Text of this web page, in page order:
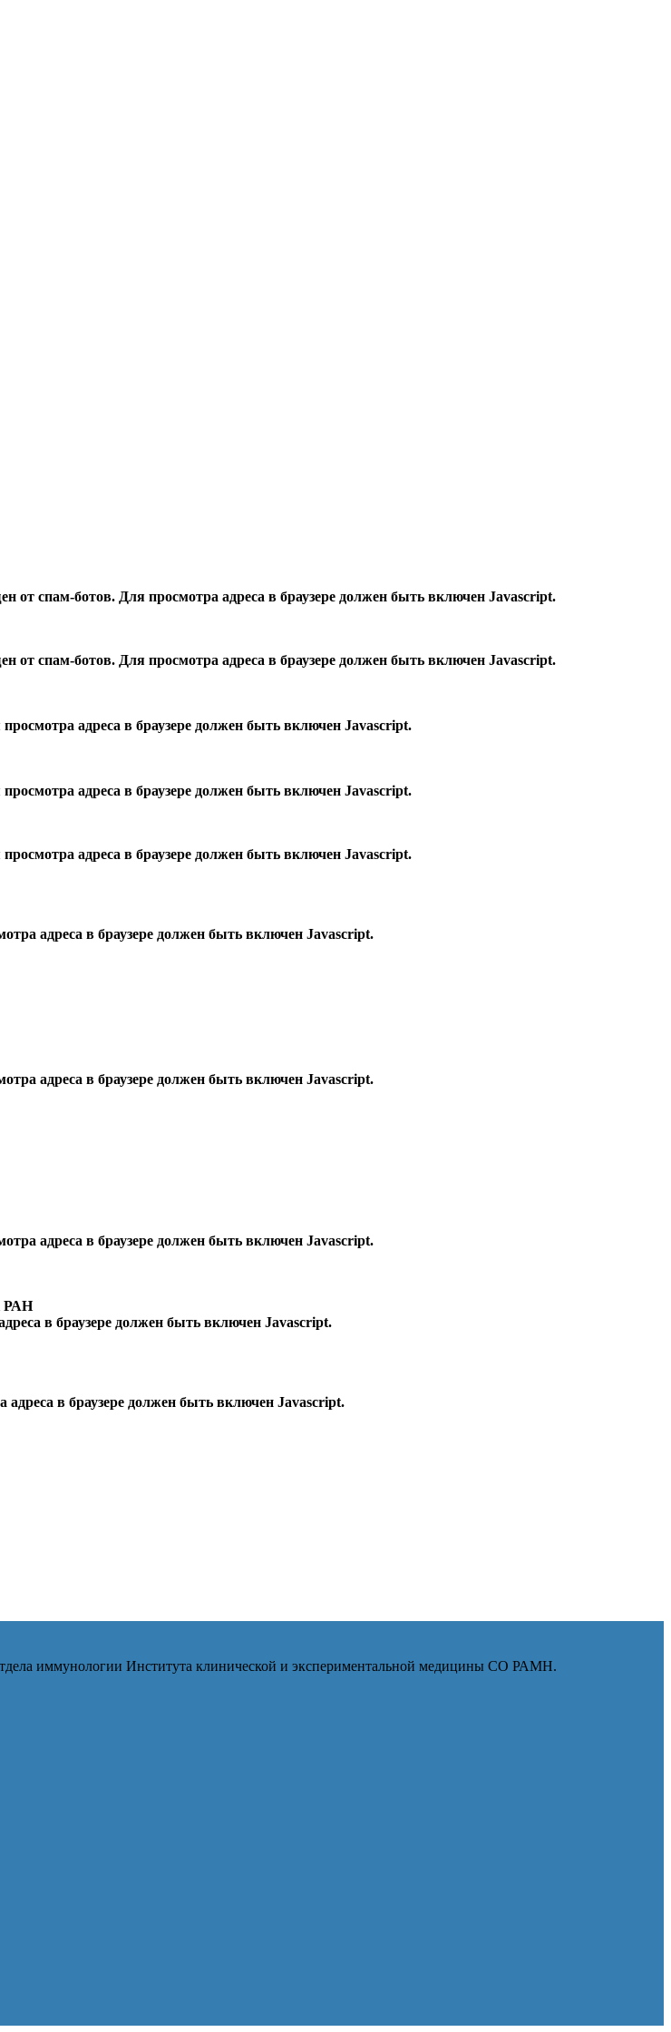
от спам-ботов. Для просмотра адреса в браузере должен быть включен Javascript.
от спам-ботов. Для просмотра адреса в браузере должен быть включен Javascript.
адреса в браузере должен быть включен Javascript.
адреса в браузере должен быть включен Javascript.
адреса в браузере должен быть включен Javascript.
адреса в браузере должен быть включен Javascript.
адреса в браузере должен быть включен Javascript.
адреса в браузере должен быть включен Javascript.
РАН
в браузере должен быть включен Javascript.
в браузере должен быть включен Javascript.
иммунологии Института клинической и экспериментальной медицины СО РАМН.